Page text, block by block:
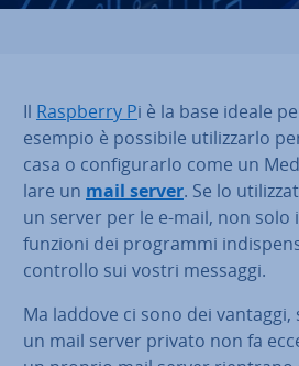
Il Raspberry Pi è la base ideale
esempio è possibile uti­liz­zar­lo
casa o con­fi­gu­rar­lo come un
la­re un mail server. Se lo
un server per le e-mail, non
funzioni dei programmi
controllo sui vostri messaggi.
Ma laddove ci sono dei
un mail server privato non fa